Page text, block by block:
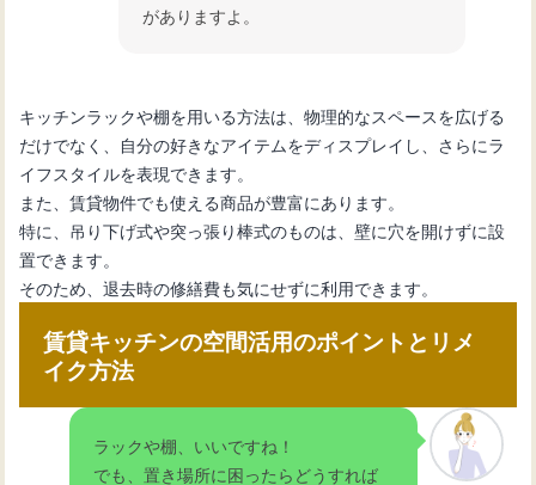
がありますよ。
キッチンラックや棚を用いる方法は、物理的なスペースを広げる
だけでなく、自分の好きなアイテムをディスプレイし、さらにラ
イフスタイルを表現できます。
また、賃貸物件でも使える商品が豊富にあります。
特に、吊り下げ式や突っ張り棒式のものは、壁に穴を開けずに設
置できます。
そのため、退去時の修繕費も気にせずに利用できます。
賃貸キッチンの空間活用のポイントとリメ
イク方法
ラックや棚、いいですね！
でも、置き場所に困ったらどうすれば